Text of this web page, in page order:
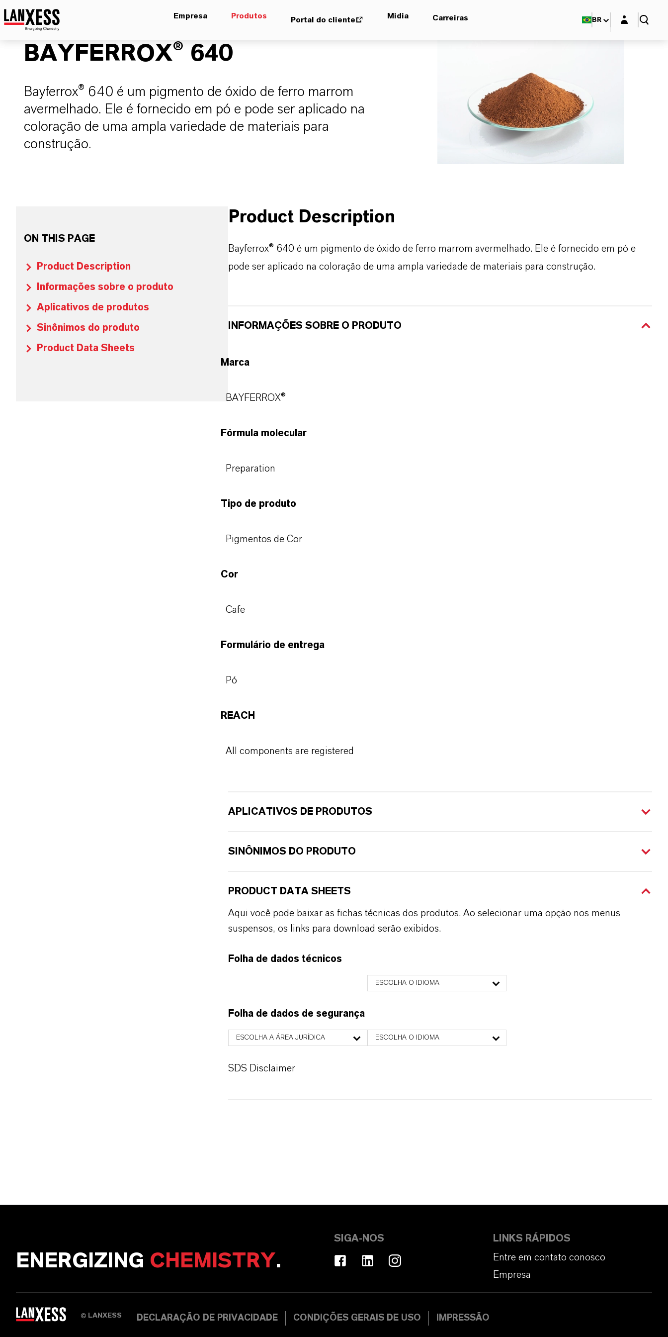
Empresa Produtos Portal do cliente Midia Carreiras BR Login layer
BAYFERROX® 640
Bayferrox® 640 é um pigmento de óxido de ferro marrom
avermelhado. Ele é fornecido em pó e pode ser aplicado na
coloração de uma ampla variedade de materiais para
construção.
ON THIS PAGE
Product Description
Informações sobre o produto
Aplicativos de produtos
Sinônimos do produto
Product Data Sheets
Product Description
Bayferrox® 640 é um pigmento de óxido de ferro marrom avermelhado. Ele é fornecido em pó e
pode ser aplicado na coloração de uma ampla variedade de materiais para construção.
INFORMAÇÕES SOBRE O PRODUTO
Marca
BAYFERROX®
Fórmula molecular
Preparation
Tipo de produto
Pigmentos de Cor
Cor
Cafe
Formulário de entrega
Pó
REACH
All components are registered
APLICATIVOS DE PRODUTOS
SINÔNIMOS DO PRODUTO
PRODUCT DATA SHEETS
Aqui você pode baixar as fichas técnicas dos produtos. Ao selecionar uma opção nos menus
suspensos, os links para download serão exibidos.
Folha de dados técnicos
ESCOLHA O IDIOMA
Folha de dados de segurança
ESCOLHA A ÁREA JURÍDICA ESCOLHA O IDIOMA
SDS Disclaimer
ENERGIZING CHEMISTRY.
SIGA-NOS
LINKS RÁPIDOS
Entre em contato conosco
Empresa
© LANXESS DECLARAÇÃO DE PRIVACIDADE CONDIÇÕES GERAIS DE USO IMPRESSÃO